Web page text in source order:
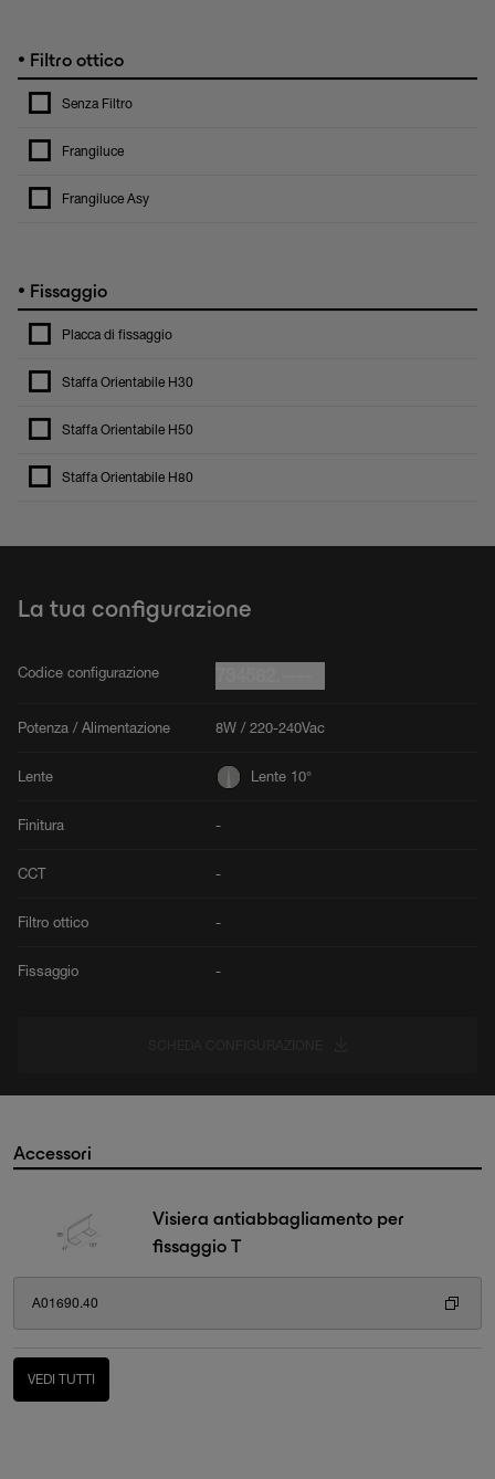
• Filtro ottico
Senza Filtro
Frangiluce
Frangiluce Asy
• Fissaggio
Placca di fissaggio
Staffa Orientabile H30
Staffa Orientabile H50
Staffa Orientabile H80
La tua configurazione
Codice configurazione
Potenza / Alimentazione 8W / 220-240Vac
Lente Lente 10°
Finitura -
CCT -
Filtro ottico -
Fissaggio -
Accessori
Visiera antiabbagliamento per
fissaggio T
A01690.40
VEDI TUTTI